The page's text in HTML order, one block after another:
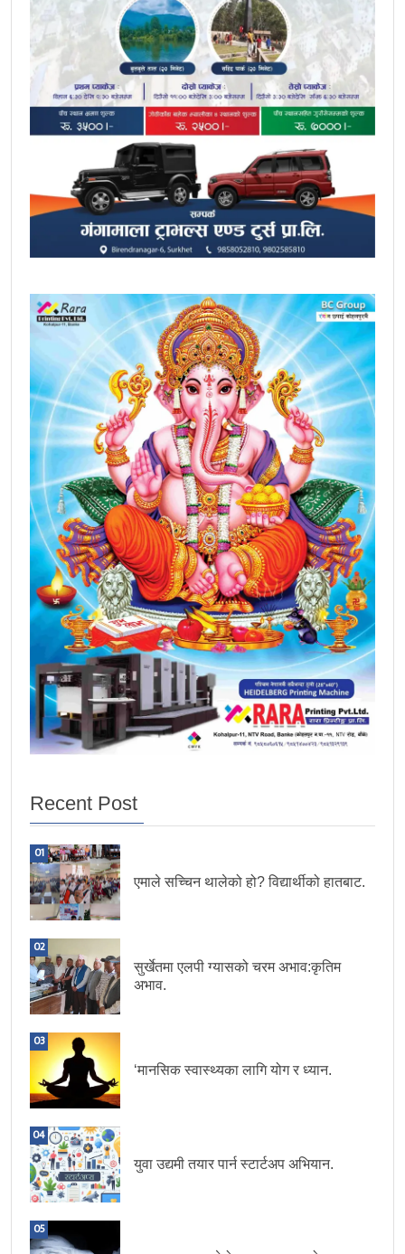
Recent Post
01
एमाले सच्चिन थालेको हो? विद्यार्थीको हातबाट.
02
सुर्खेतमा एलपी ग्यासको चरम अभाव:कृतिम
अभाव.
03
‘मानसिक स्वास्थ्यका लागि योग र ध्यान.
04
युवा उद्यमी तयार पार्न स्टार्टअप अभियान.
05